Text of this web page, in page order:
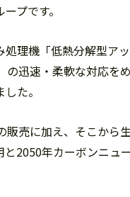
プです。
理機「低熱分解型ア
の迅速・柔軟な対応を
た。
販売に加え、そこから
2050年カーボンニュ